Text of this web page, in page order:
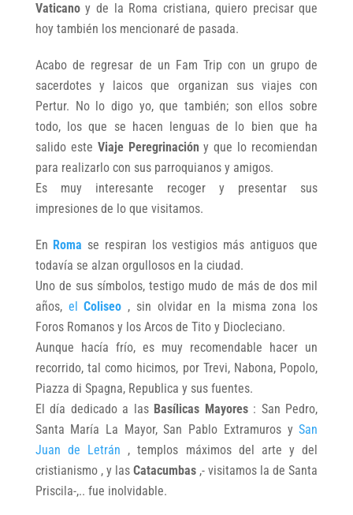
Vaticanoy de la Roma cristiana, quiero precisar que
hoy también los mencionaré de pasada.
Acabo de regresar de un Fam Trip con un grupo de
sacerdotes y laicos que organizan sus viajes con
Pertur. No lo digo yo, que también; son ellos sobre
todo, los que se hacen lenguas de lo bien que ha
salido este Viaje Peregrinacióny que lo recomiendan
para realizarlo con sus parroquianos y amigos.
Es muy interesante recoger y presentar sus
impresiones de lo que visitamos.
En Roma se respiran los vestigios más antiguos que
todavía se alzan orgullosos en la ciudad.
Uno de sus símbolos, testigo mudo de más de dos mil
años, elColiseo , sin olvidar en la misma zona los
Foros Romanos y los Arcos de Tito y Diocleciano.
Aunque hacía frío, es muy recomendable hacer un
recorrido, tal como hicimos, por Trevi, Nabona, Popolo,
Piazza di Spagna, Republica y sus fuentes.
El día dedicado a las Basílicas Mayores : San Pedro,
Santa María La Mayor, San Pablo Extramuros ySan
Juan de Letrán , templos máximos del arte y del
cristianismo , y las Catacumbas ,- visitamos la de Santa
Priscila-,.. fue inolvidable.